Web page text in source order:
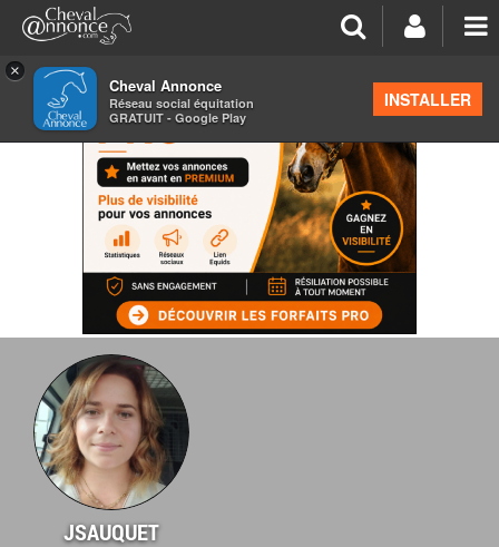
×
Cheval Annonce
Réseau social équitation
GRATUIT - Google Play
INSTALLER
JSAUQUET